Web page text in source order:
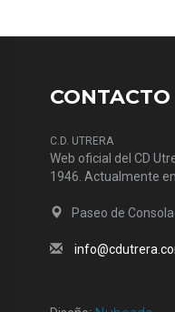
CONTACTO
C.D. UTRERA
Web oficial del CD
1946. Actualmente en
Paseo de